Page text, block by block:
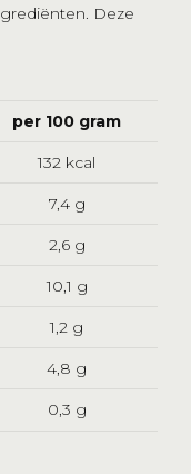
Deze
per 100 gram
132 kcal
7,4 g
2,6 g
10,1 g
1,2 g
4,8 g
0,3 g